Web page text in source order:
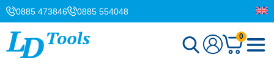
0885 473846 0885 554048
0